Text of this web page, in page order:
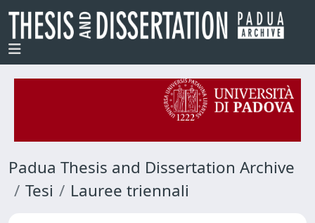
Padua Thesis and Dissertation Archive
Tesi
Lauree triennali